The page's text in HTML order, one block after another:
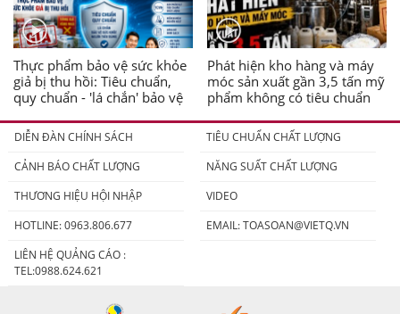
Thực phẩm bảo vệ sức khỏe
giả bị thu hồi: Tiêu chuẩn,
quy chuẩn - 'lá chắn' bảo vệ
Phát hiện kho hàng và máy
móc sản xuất gần 3,5 tấn mỹ
phẩm không có tiêu chuẩn
DIỄN ĐÀN CHÍNH SÁCH
TIÊU CHUẨN CHẤT LƯỢNG
CẢNH BÁO CHẤT LƯỢNG
NĂNG SUẤT CHẤT LƯỢNG
THƯƠNG HIỆU HỘI NHẬP
VIDEO
HOTLINE: 0963.806.677
EMAIL:TOASOAN@VIETQ.VN
LIÊN HỆ QUẢNG CÁO :
TEL:0988.624.621